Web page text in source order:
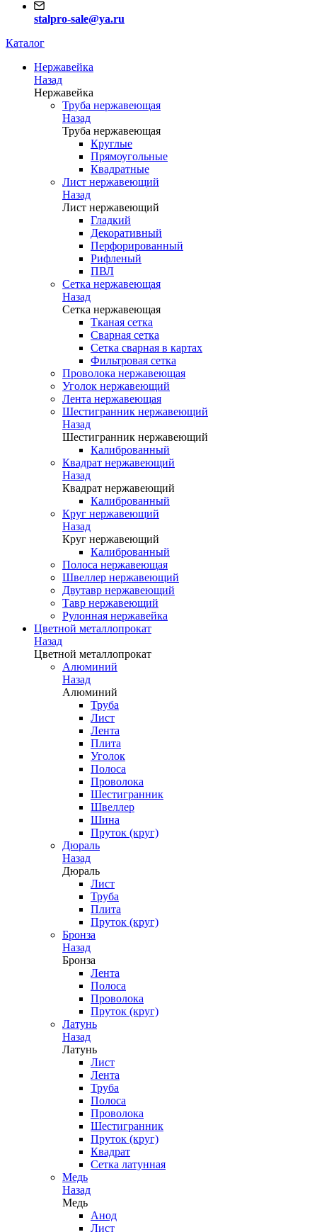
stalpro-sale@ya.ru
Каталог
Нержавейка
Назад
Нержавейка
Труба нержавеющая
Назад
Труба нержавеющая
Круглые
Прямоугольные
Квадратные
Лист нержавеющий
Назад
Лист нержавеющий
Гладкий
Декоративный
Перфорированный
Рифленый
ПВЛ
Сетка нержавеющая
Назад
Сетка нержавеющая
Тканая сетка
Сварная сетка
Сетка сварная в картах
Фильтровая сетка
Проволока нержавеющая
Уголок нержавеющий
Лента нержавеющая
Шестигранник нержавеющий
Назад
Шестигранник нержавеющий
Калиброванный
Квадрат нержавеющий
Назад
Квадрат нержавеющий
Калиброванный
Круг нержавеющий
Назад
Круг нержавеющий
Калиброванный
Полоса нержавеющая
Швеллер нержавеющий
Двутавр нержавеющий
Тавр нержавеющий
Рулонная нержавейка
Цветной металлопрокат
Назад
Цветной металлопрокат
Алюминий
Назад
Алюминий
Труба
Лист
Лента
Плита
Уголок
Полоса
Проволока
Шестигранник
Швеллер
Шина
Пруток (круг)
Дюраль
Назад
Дюраль
Лист
Труба
Плита
Пруток (круг)
Бронза
Назад
Бронза
Лента
Полоса
Проволока
Пруток (круг)
Латунь
Назад
Латунь
Лист
Лента
Труба
Полоса
Проволока
Шестигранник
Пруток (круг)
Квадрат
Сетка латунная
Медь
Назад
Медь
Анод
Лист